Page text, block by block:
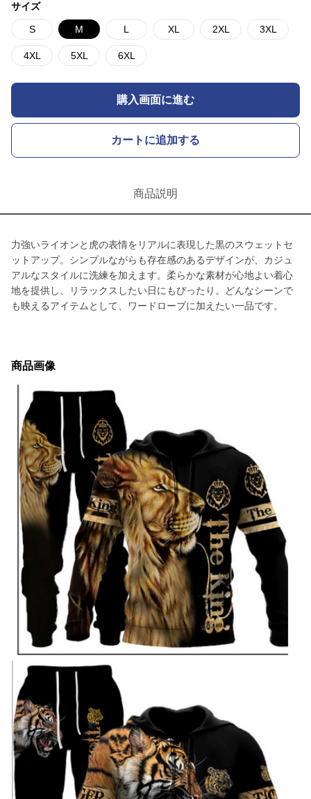
サイズ
S M L XL 2XL 3XL
4XL 5XL 6XL
購入画面に進む
カートに追加する
商品説明
力強いライオンと虎の表情をリアルに表現した黒のスウェットセ
ットアップ。シンプルながらも存在感のあるデザインが、カジュ
アルなスタイルに洗練を加えます。柔らかな素材が心地よい着心
地を提供し、リラックスしたい日にもぴったり。どんなシーンで
も映えるアイテムとして、ワードローブに加えたい一品です。
商品画像